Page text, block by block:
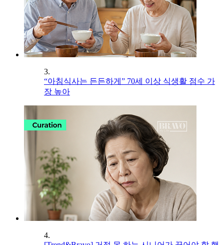
3.
“아침식사는 든든하게” 70세 이상 식생활 점수 가
장 높아
4.